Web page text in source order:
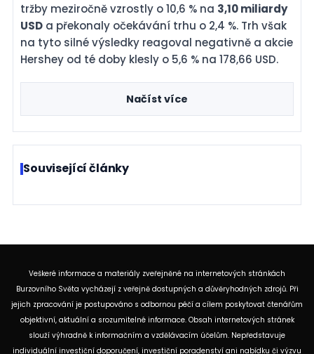
tržby meziročně vzrostly o 10,6 % na 3,10 miliardy
USD a překonaly očekávání trhu o 2,4 %. Trh však
na tyto silné výsledky reagoval negativně a akcie
Hershey od té doby klesly o 5,6 % na 178,66 USD.
Načíst více
Související články
Veškeré informace a materiály zveřejněné na internetových stránkách
Burzovního Světa vycházejí z veřejně dostupných a důvěryhodných zdrojů. Při
jejich zpracování je postupováno s odbornou péčí a cílem poskytovat čtenářům
objektivní, aktuální a srozumitelné informace. Obsah internetových stránek
slouží výhradně k informačním a vzdělávacím účelům. Nepředstavuje
individuální investiční doporučení, investiční poradenství ani nabídku či výzvu